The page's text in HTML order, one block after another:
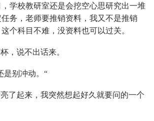
学校教研室还是会挖空心思研究出一堆
务，老师要推销资料，我又不是推销
个科目不难，没资料也可以过关。
，说不出话来。
是别冲动。“
了起来，我突然想起好久就要问的一个